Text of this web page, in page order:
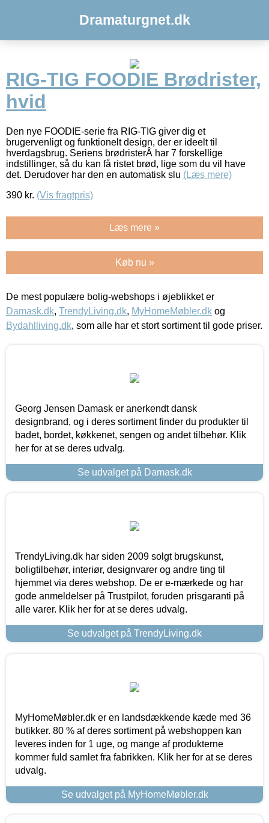
Dramaturgnet.dk
RIG-TIG FOODIE Brødrister,
hvid
Den nye FOODIE-serie fra RIG-TIG giver dig et
brugervenligt og funktionelt design, der er ideelt til
hverdagsbrug. Seriens brødristerÂ har 7 forskellige
indstillinger, så du kan få ristet brød, lige som du vil have
det. Derudover har den en automatisk slu (Læs mere)
390 kr. (Vis fragtpris)
Læs mere »
Køb nu »
De mest populære bolig-webshops i øjeblikket er
Damask.dk, TrendyLiving.dk, MyHomeMøbler.dk og
Bydahlliving.dk, som alle har et stort sortiment til gode priser.
Georg Jensen Damask er anerkendt dansk
designbrand, og i deres sortiment finder du produkter til
badet, bordet, køkkenet, sengen og andet tilbehør. Klik
her for at se deres udvalg.
Se udvalget på Damask.dk
TrendyLiving.dk har siden 2009 solgt brugskunst,
boligtilbehør, interiør, designvarer og andre ting til
hjemmet via deres webshop. De er e-mærkede og har
gode anmeldelser på Trustpilot, foruden prisgaranti på
alle varer. Klik her for at se deres udvalg.
Se udvalget på TrendyLiving.dk
MyHomeMøbler.dk er en landsdækkende kæde med 36
butikker. 80 % af deres sortiment på webshoppen kan
leveres inden for 1 uge, og mange af produkterne
kommer fuld samlet fra fabrikken. Klik her for at se deres
udvalg.
Se udvalget på MyHomeMøbler.dk